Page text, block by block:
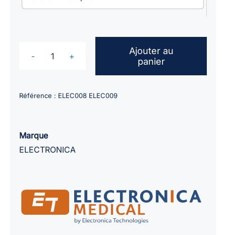
quantité
Poire
audiomètre
Ajouter au
panier
Référence : ELEC008 ELEC009
Marque
ELECTRONICA